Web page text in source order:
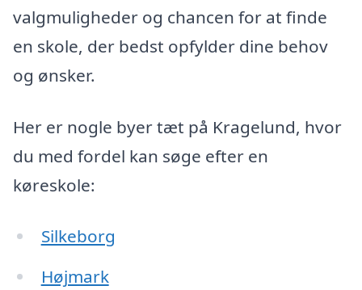
valgmuligheder og chancen for at finde
en skole, der bedst opfylder dine behov
og ønsker.
Her er nogle byer tæt på Kragelund, hvor
du med fordel kan søge efter en
køreskole:
Silkeborg
Højmark